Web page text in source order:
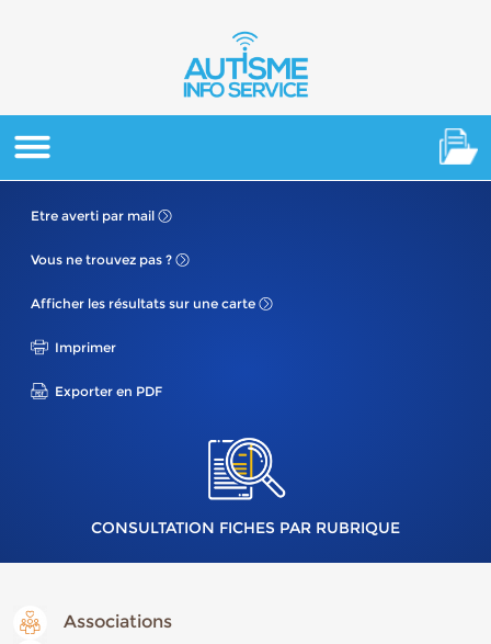
Etre averti par mail
Vous ne trouvez pas ?
Afficher les résultats sur une carte
Imprimer
Exporter en PDF
CONSULTATION FICHES PAR RUBRIQUE
Associations